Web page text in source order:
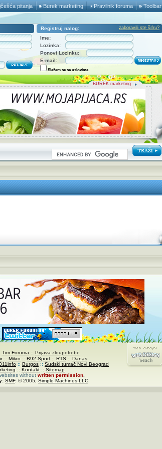
Toolbar
Pravilnik foruma
Burek marketing
pitanja
Registruj nalog: zaboravili ste šifru?
Ime:
Lozinka:
Ponovi Lozinku:
E-mail:
Slažem se sa uslovima
BUREK marketing
Tim Foruma :: Prijava zloupotrebe
:: Mikro :: B92 Sport :: RTS :: Danas
:: Burgos :: Sudski tumač Novi Beograd
:: Kontakt :: Sitemap
withoutwritten permission.
SMF. © 2005, Simple Machines LLC